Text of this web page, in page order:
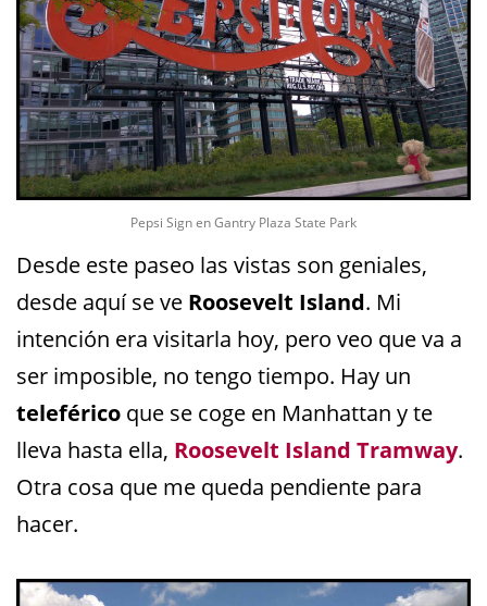
Pepsi Sign en Gantry Plaza State Park
Desde este paseo las vistas son geniales,
desde aquí se ve Roosevelt Island. Mi
intención era visitarla hoy, pero veo que va a
ser imposible, no tengo tiempo. Hay un
teleférico que se coge en Manhattan y te
lleva hasta ella, Roosevelt Island Tramway.
Otra cosa que me queda pendiente para
hacer.